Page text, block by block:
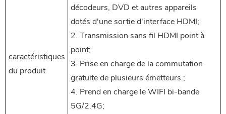
caractéristiques
du produit
décodeurs, DVD et autres appareils
dotés d'une sortie d'interface HDMI;
2. Transmission sans fil HDMI point à
point;
3. Prise en charge de la commutation
gratuite de plusieurs émetteurs ;
4. Prend en charge le WIFI bi-bande
5G/2.4G;